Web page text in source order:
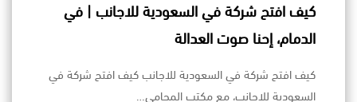
كيف افتح شركة في السعودية للاجانب | في
الدمام، إحنا صوت العدالة
كيف افتح شركة في السعودية للاجانب كيف افتح شركة في
السعودية للاجانب، مع مكتب المحامي…